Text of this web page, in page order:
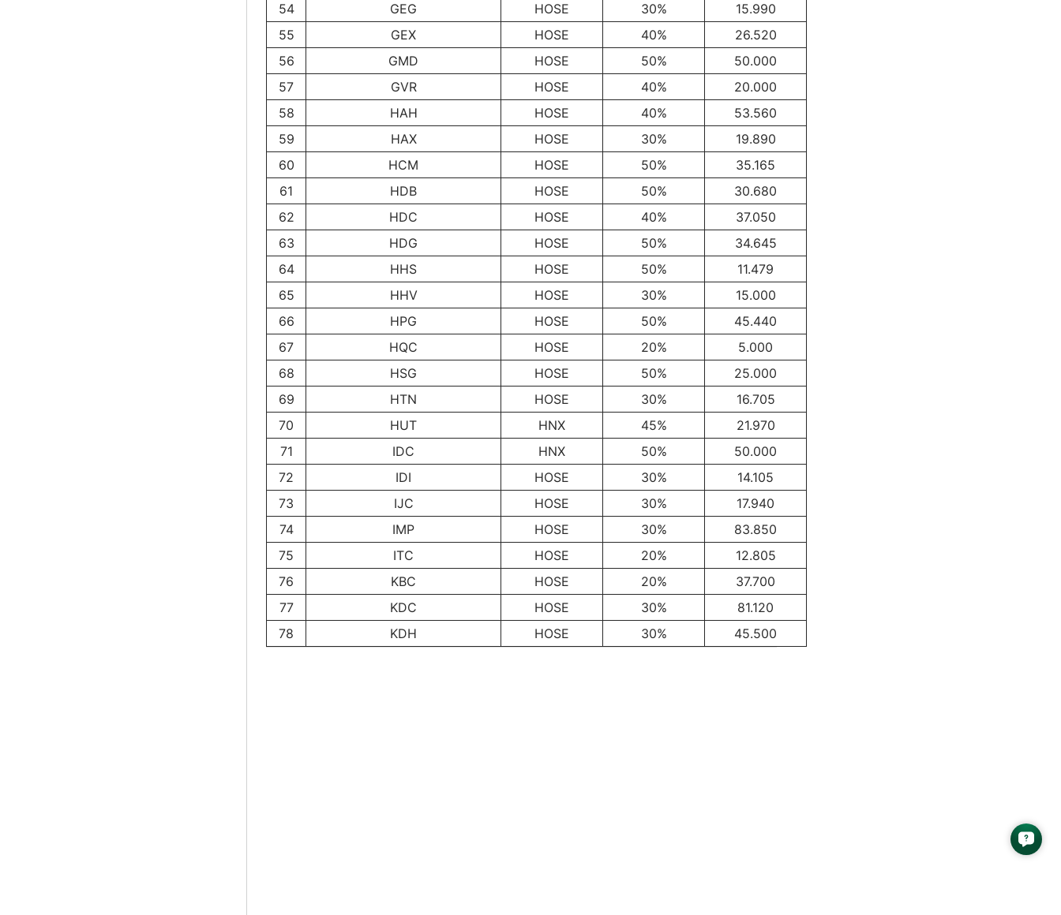
54
GEG HOSE 30%
15.990
55
GEX HOSE 40%
26.520
56
GMD HOSE 50%
50.000
57
GVR HOSE 40%
20.000
58
HAH HOSE 40%
53.560
59
HAX HOSE 30%
19.890
60
HCM HOSE 50%
35.165
61
HDB HOSE 50%
30.680
62
HDC HOSE 40%
37.050
63
HDG HOSE 50%
34.645
64
HHS HOSE 50%
11.479
65
HHV HOSE 30%
15.000
66
HPG HOSE 50%
45.440
67
HQC HOSE 20%
5.000
68
HSG HOSE 50%
25.000
69
HTN HOSE 30%
16.705
70
HUT HNX 45%
21.970
71
IDC HNX 50%
50.000
72
IDI HOSE 30%
14.105
73
IJC HOSE 30%
17.940
74
IMP HOSE 30%
83.850
75
ITC HOSE 20%
12.805
76
KBC HOSE 20%
37.700
77
KDC HOSE 30%
81.120
78
KDH HOSE 30% 45.500